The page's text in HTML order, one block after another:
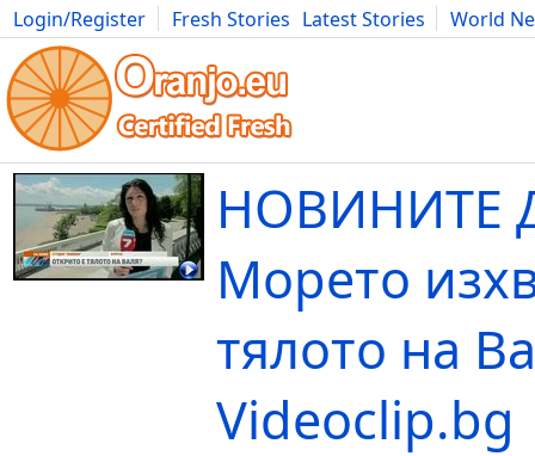
Login/Register Fresh Stories Latest Stories
World
Movies Anime Music Art Cars Advice Science
НОВИНИТЕ
Морето
тялото на
Videoclip.bg